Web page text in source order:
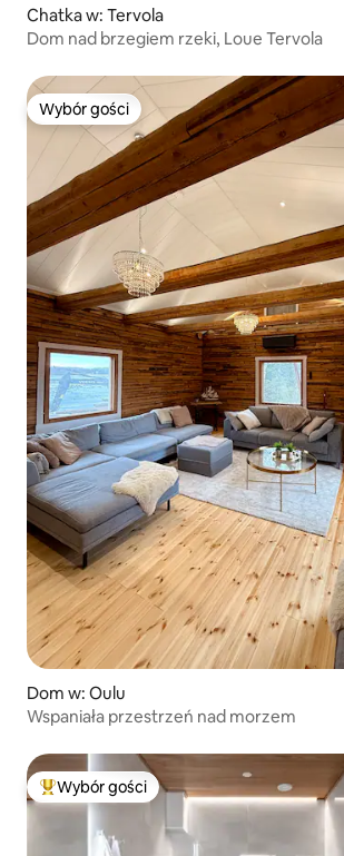
Chatka w: Tervola
Dom nad brzegiem rzeki, Loue Tervola
Wybór gości
Wybór gości
Dom w: Oulu
Wspaniała przestrzeń nad morzem
Najpopularniejsze z kategorii Wybór gości
Wybór gości